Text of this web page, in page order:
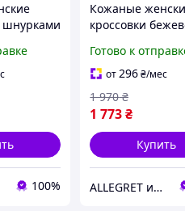
шнурками
100%
Кожаные
кроссовки
Готово к
от296₴/мес
1 773₴
1 970 ₴
Купить
ALLEGRET интернет-магазин обуви